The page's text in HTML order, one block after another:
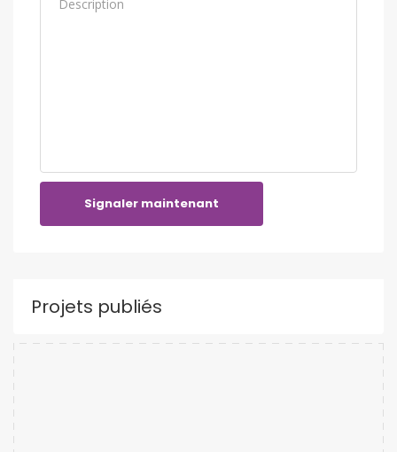
Signaler maintenant
Projets publiés